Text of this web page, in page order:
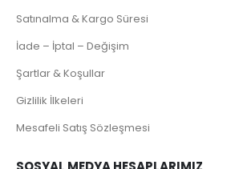
Satınalma & Kargo Süresi
İade – İptal – Değişim
Şartlar & Koşullar
Gizlilik İlkeleri
Mesafeli Satış Sözleşmesi